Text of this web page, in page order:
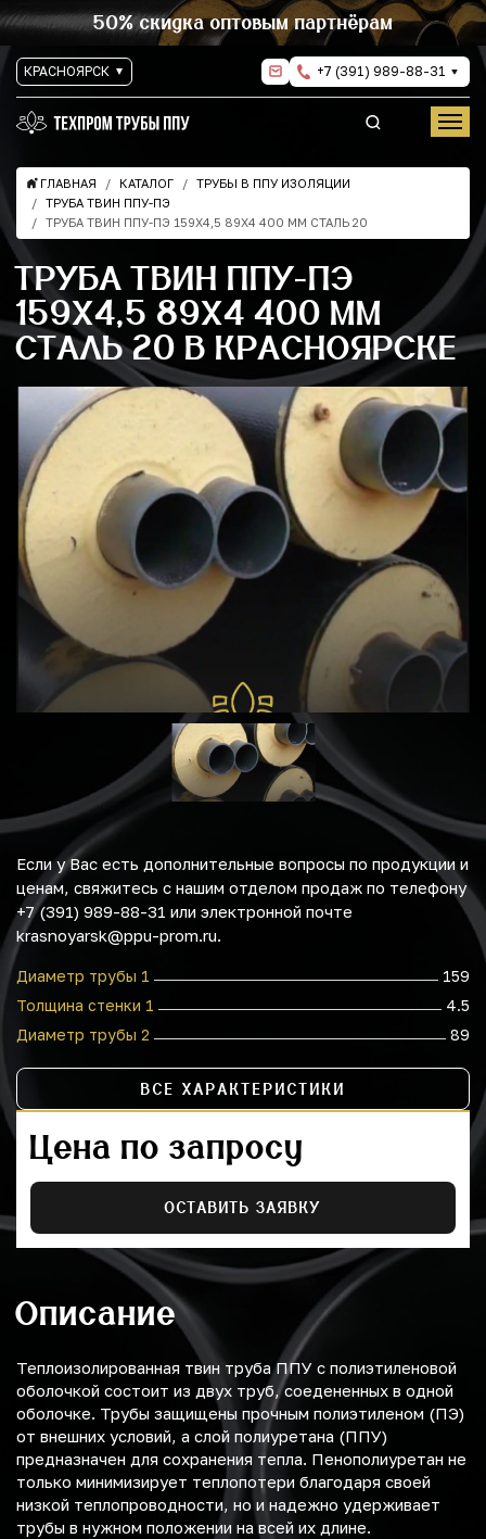
50% скидка оптовым партнёрам
КРАСНОЯРСК +7 (391) 989-88-31
ГЛАВНАЯ КАТАЛОГ
ТРУБЫ В ППУ ИЗОЛЯЦИИ
ТРУБА ТВИН ППУ-ПЭ
ТРУБА ТВИН ППУ-ПЭ 159Х4,5 89Х4 400 ММ СТАЛЬ 20
ТРУБА ТВИН ППУ-ПЭ
159Х4,5 89Х4 400 ММ
СТАЛЬ 20 В КРАСНОЯРСКЕ
Если у Вас есть дополнительные вопросы по продукции и
ценам, свяжитесь с нашим отделом продаж по телефону
+7 (391) 989-88-31 или электронной почте
krasnoyarsk@ppu-prom.ru.
Диаметр трубы 1
159
Толщина стенки 1
4.5
Диаметр трубы 2
89
ВСЕ ХАРАКТЕРИСТИКИ
Цена по запросу
ОСТАВИТЬ ЗАЯВКУ
Описание
Теплоизолированная твин труба ППУ с полиэтиленовой
оболочкой состоит из двух труб, соедененных в одной
оболочке. Трубы защищены прочным полиэтиленом (ПЭ)
от внешних условий, а слой полиуретана (ППУ)
предназначен для сохранения тепла. Пенополиуретан не
только минимизирует теплопотери благодаря своей
низкой теплопроводности, но и надежно удерживает
трубы в нужном положении на всей их длине.